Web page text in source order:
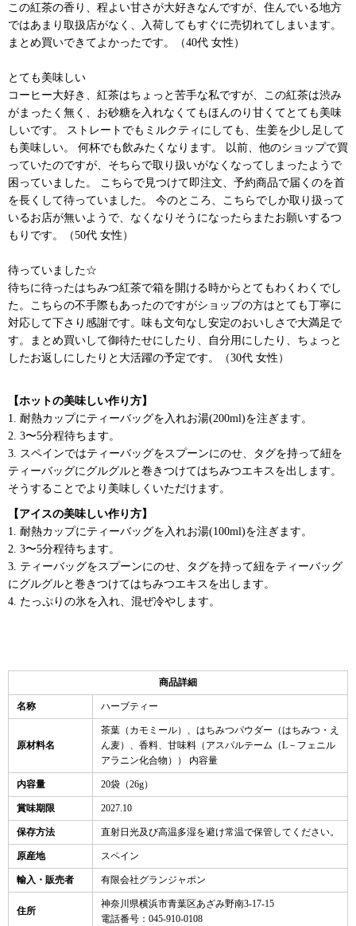
この紅茶の香り、程よい甘さが大好きなんですが、住んでいる地方
ではあまり取扱店がなく、入荷してもすぐに売切れてしまいます。
まとめ買いできてよかったです。（40代 女性）
とても美味しい
コーヒー大好き、紅茶はちょっと苦手な私ですが、この紅茶は渋み
がまったく無く、お砂糖を入れなくてもほんのり甘くてとても美味
しいです。 ストレートでもミルクティにしても、生姜を少し足して
も美味しい。 何杯でも飲みたくなります。 以前、他のショップで買
っていたのですが、そちらで取り扱いがなくなってしまったようで
困っていました。 こちらで見つけて即注文、予約商品で届くのを首
を長くして待っていました。 今のところ、こちらでしか取り扱って
いるお店が無いようで、なくなりそうになったらまたお願いするつ
もりです。（50代 女性）
待っていました☆
待ちに待ったはちみつ紅茶で箱を開ける時からとてもわくわくでし
た。こちらの不手際もあったのですがショップの方はとても丁寧に
対応して下さり感謝です。味も文句なし安定のおいしさで大満足で
す。まとめ買いして御待たせにしたり、自分用にしたり、ちょっと
したお返しにしたりと大活躍の予定です。（30代 女性）
【ホットの美味しい作り方】
1. 耐熱カップにティーバッグを入れお湯(200ml)を注ぎます。
2. 3〜5分程待ちます。
3. スペインではティーバッグをスプーンにのせ、タグを持って紐を
ティーバッグにグルグルと巻きつけてはちみつエキスを出します。
そうすることでより美味しくいただけます。
【アイスの美味しい作り方】
1. 耐熱カップにティーバッグを入れお湯(100ml)を注ぎます。
2. 3〜5分程待ちます。
3. ティーバッグをスプーンにのせ、タグを持って紐をティーバッグ
にグルグルと巻きつけてはちみつエキスを出します。
4. たっぷりの氷を入れ、混ぜ冷やします。
商品詳細
名称 ハーブティー
原材料名
茶葉（カモミール）、はちみつパウダー（はちみつ・え
ん麦）、香料、甘味料（アスパルテーム（L－フェニル
アラニン化合物）） 内容量
内容量 20袋（26g）
賞味期限 2027.10
保存方法 直射日光及び高温多湿を避け常温で保管してください。
原産地 スペイン
輸入・販売者 有限会社グランジャポン
住所
神奈川県横浜市青葉区あざみ野南3-17-15
電話番号：045-910-0108